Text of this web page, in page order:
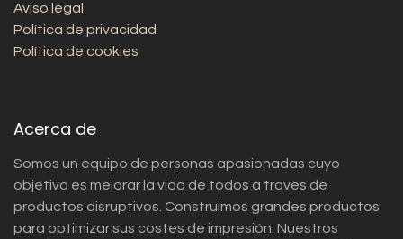
Aviso legal
Política de privacidad
Política de cookies
Acerca de
Somos un equipo de personas apasionadas cuyo
objetivo es mejorar la vida de todos a través de
productos disruptivos. Construimos grandes productos
para optimizar sus costes de impresión. Nuestros